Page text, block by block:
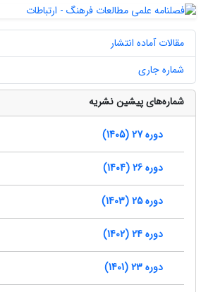
مقالات آماده انتشار
شماره جاری
شماره‌های پیشین نشریه
دوره 27 (1405)
دوره 26 (1404)
دوره 25 (1403)
دوره 24 (1402)
دوره 23 (1401)